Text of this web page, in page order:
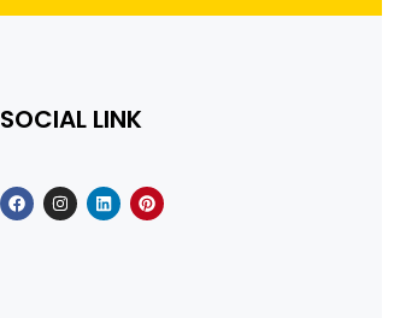
SOCIAL LINK